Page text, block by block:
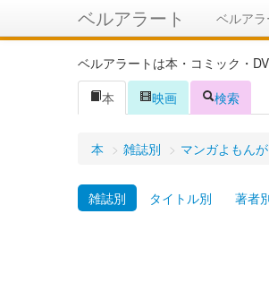
ベルアラート ベルア
ベルアラートは本・コミック・
本
映画 検索
本 > 雑誌別 > マンガよもんが
雑誌別 タイトル別 著者